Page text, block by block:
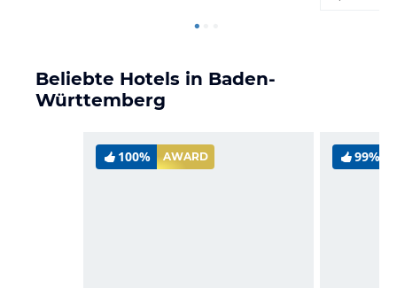
Beliebte Hotels in Baden-
Württemberg
100% AWARD 99%